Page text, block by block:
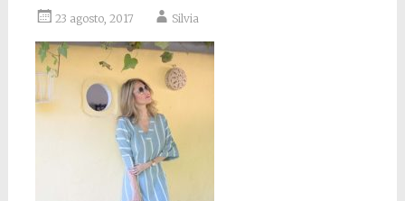
23 agosto, 2017 Silvia